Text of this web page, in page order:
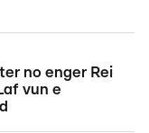
no enger Rei
vun e